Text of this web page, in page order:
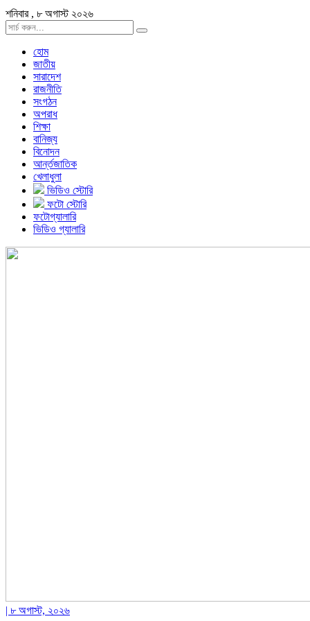
শনিবার , ৮ অগাস্ট ২০২৬
হোম
জাতীয়
সারাদেশ
রাজনীতি
সংগঠন
অপরাধ
শিক্ষা
বানিজ্য
বিনোদন
আর্ন্তজাতিক
খেলাধুলা
ভিডিও স্টোরি
ফটো স্টোরি
ফটোগ্যালারি
ভিডিও গ্যালারি
| ৮ অগাস্ট, ২০২৬